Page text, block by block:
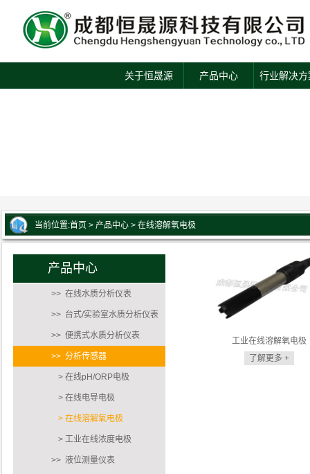
关于恒晟源 产品中心 行业解决方
当前位置:首页 > 产品中心 > 在线溶解氧电极
产品中心
>> 在线水质分析仪表
>> 台式/实验室水质分析仪表
>> 便携式水质分析仪表
>> 分析传感器
> 在线pH/ORP电极
> 在线电导电极
> 在线溶解氧电极
> 工业在线浓度电极
>> 液位测量仪表
工业在线溶解氧电极
了解更多 +